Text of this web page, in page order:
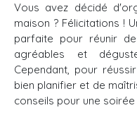
Vous avez décidé
maison ? Félicitations !
parfaite pour réunir
agréables et
Cependant, pour
bien planifier et de
conseils pour une